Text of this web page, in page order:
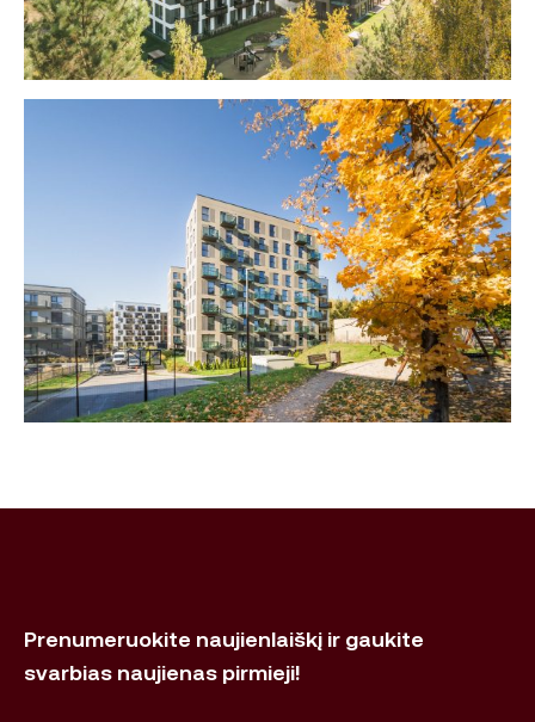
Prenumeruokite naujienlaiškį ir gaukite
svarbias naujienas pirmieji!